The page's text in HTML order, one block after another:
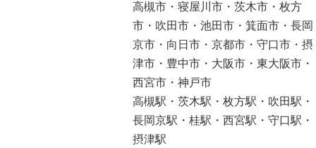
高槻市・寝屋川市・茨木市・枚方
市・吹田市・池田市・箕面市・長岡
京市・向日市・京都市・守口市・摂
津市・豊中市・大阪市・東大阪市・
西宮市・神戸市
高槻駅・茨木駅・枚方駅・吹田駅・
長岡京駅・桂駅・西宮駅・守口駅・
摂津駅